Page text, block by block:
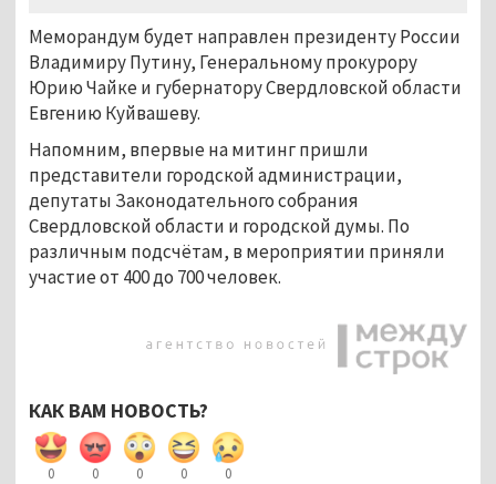
Меморандум будет направлен президенту России
Владимиру Путину, Генеральному прокурору
Юрию Чайке и губернатору Свердловской области
Евгению Куйвашеву.
Напомним, впервые на митинг пришли
представители городской администрации,
депутаты Законодательного собрания
Свердловской области и городской думы. По
различным подсчётам, в мероприятии приняли
участие от 400 до 700 человек.
КАК ВАМ НОВОСТЬ?
0 0 0 0 0